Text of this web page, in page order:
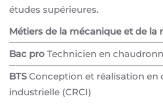
études supérieures.
Métiers de la mécanique et de la
Bac pro Technicien en
BTSConception et réalisation en
industrielle (CRCI)